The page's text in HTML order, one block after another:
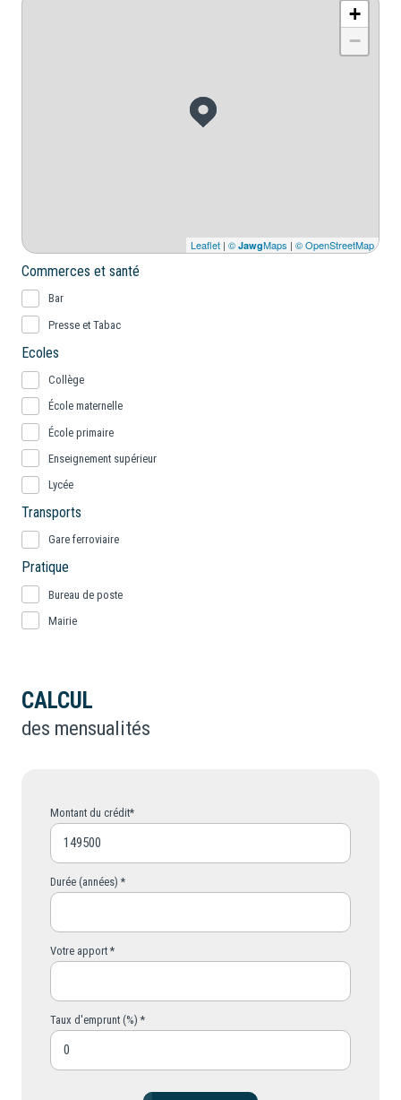
+
−
Leaflet | © JawgMaps | © OpenStreetMap
Commerces et santé
Bar
Presse et Tabac
Ecoles
Collège
École maternelle
École primaire
Enseignement supérieur
Lycée
Transports
Gare ferroviaire
Pratique
Bureau de poste
Mairie
CALCUL
des mensualités
Montant du crédit*
Durée (années) *
Votre apport *
Taux d'emprunt (%) *